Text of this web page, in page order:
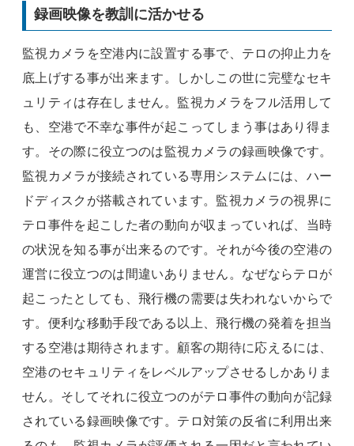
録画映像を教訓に活かせる
監視カメラを空港内に設置する事で、テロの抑止力を
底上げする事が出来ます。しかしこの世に完璧なセキ
ュリティは存在しません。監視カメラをフル活用して
も、空港で不幸な事件が起こってしまう事はあり得ま
す。その際に役立つのは監視カメラの録画映像です。
監視カメラが接続されている専用システムには、ハー
ドディスクが搭載されています。監視カメラの視界に
テロ事件を起こした者の動向が収まっていれば、当時
の状況を知る事が出来るのです。それが今後の空港の
運営に役立つのは間違いありません。なぜならテロが
起こったとしても、飛行機の需要は失われないからで
す。便利な移動手段である以上、飛行機の発着を担当
する空港は期待されます。顧客の期待に応えるには、
空港のセキュリティをレベルアップさせるしかありま
せん。そしてそれに役立つのがテロ事件の動向が記録
されている録画映像です。テロ対策の反省に利用出来